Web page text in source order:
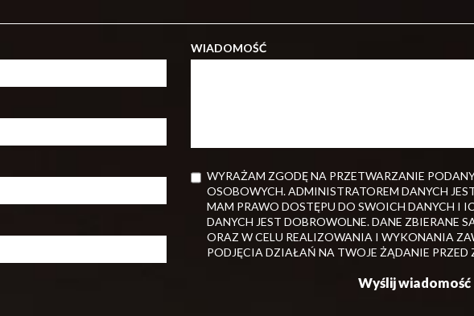
WIADOMOŚĆ
WYRAŻAM ZGODĘ NA PRZETWARZANIE
OSOBOWYCH. ADMINISTRATOREM DANYCH
MAM PRAWO DOSTĘPU DO SWOICH DANYCH I
DANYCH JEST DOBROWOLNE. DANE ZBIERANE
ORAZ W CELU REALIZOWANIA I WYKONANIA
PODJĘCIA DZIAŁAŃ NA TWOJE ŻĄDANIE PRZED